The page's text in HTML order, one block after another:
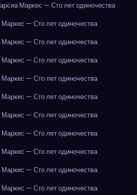
Маркес — Сто лет одиночества
Маркес — Сто лет одиночества
Маркес — Сто лет одиночества
Маркес — Сто лет одиночества
Маркес — Сто лет одиночества
Маркес — Сто лет одиночества
Маркес — Сто лет одиночества
Маркес — Сто лет одиночества
Маркес — Сто лет одиночества
Маркес — Сто лет одиночества
Маркес — Сто лет одиночества